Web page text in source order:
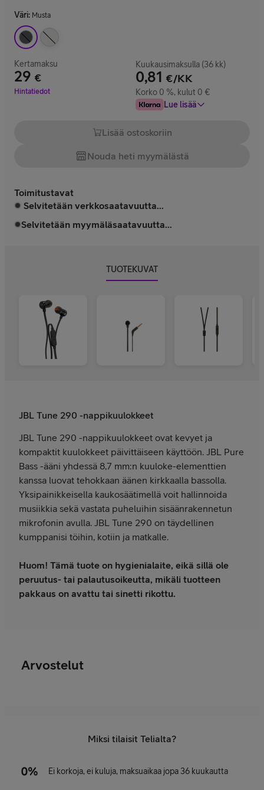
Väri: Musta
Kertamaksu
29 €
Hinta 29 €
Hintatiedot
Kuukausimaksulla (36 kk)
0,81 €/KK
Korko 0 %, kulut 0 €
Lue lisää
Lisää ostoskoriin
Nouda heti myymälästä
Toimitustavat
Selvitetään verkkosaatavuutta...
Selvitetään myymäläsaatavuutta...
TUOTEKUVAT
JBL Tune 290 -nappikuulokkeet
JBL Tune 290 -nappikuulokkeet ovat kevyet ja
kompaktit kuulokkeet päivittäiseen käyttöön. JBL Pure
Bass -ääni yhdessä 8,7 mm:n kuuloke-elementtien
kanssa luovat tehokkaan äänen kirkkaalla bassolla.
Yksipainikkeisella kaukosäätimellä voit hallinnoida
musiikkia sekä vastata puheluihin sisäänrakennetun
mikrofonin avulla. JBL Tune 290 on täydellinen
kumppanisi töihin, kotiin ja matkalle.
Huom! Tämä tuote on hygienialaite, eikä sillä ole
peruutus- tai palautusoikeutta, mikäli tuotteen
pakkaus on avattu tai sinetti rikottu.
Arvostelut
Miksi tilaisit Telialta?
Ei korkoja, ei kuluja, maksuaikaa jopa 36 kuukautta